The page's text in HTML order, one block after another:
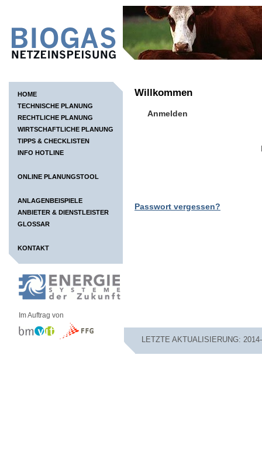
HOME
TECHNISCHE PLANUNG
RECHTLICHE PLANUNG
WIRTSCHAFTLICHE PLANUNG
TIPPS & CHECKLISTEN
INFO HOTLINE
ONLINE PLANUNGSTOOL
ANLAGENBEISPIELE
ANBIETER & DIENSTLEISTER
GLOSSAR
KONTAKT
Im Auftrag von
Willkommen
Anmelden
Passwort vergessen?
LETZTE AKTUALISIERUNG: